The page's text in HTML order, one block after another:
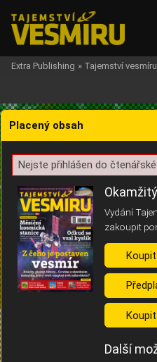
Žádost o souhlas s
Pro základní fungování webu
(tzv. cookies apod.). Rádi bychom
uložením volitelných informací:
Anonymní unikátní ID
Díky němu příště poznáme, že se
Identifikátor je zcela anonymní.
Extra Publishing » Tajemství vesmíru
Placený obsah
Nejste přihlášen do
Vydání
zakoupit
Další